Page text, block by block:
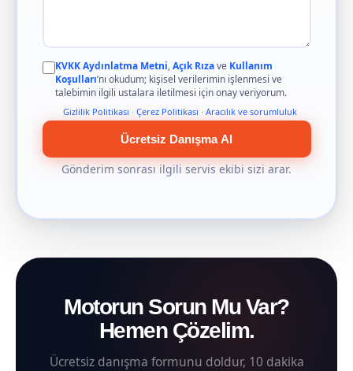
KVKK Aydınlatma Metni,Açık Rızave Kullanım
Koşulları’nı okudum; kişisel verilerimin işlenmesi ve
talebimin ilgili ustalara iletilmesi için onay veriyorum.
Gizlilik Politikası · Çerez Politikası · Aracılık ve sorumluluk
Ücretsiz Danışma Al
Gönderim sonrası ilgili servis ekibi sizi arar.
Motorun Sorun Mu Var?
Hemen Çözelim.
Ücretsiz danışma formunu doldur, 10 dakika